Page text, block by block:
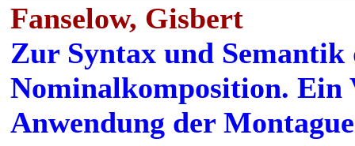
Fanselow, Gisbert
Zur Syntax und Semantik
Nominalkomposition. Ein
Anwendung der